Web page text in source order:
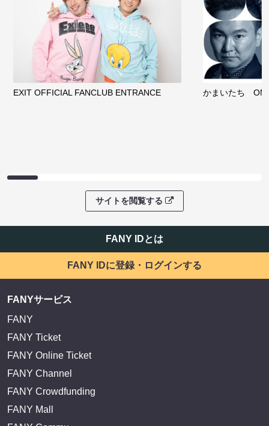
EXIT OFFICIAL FANCLUB ENTRANCE かまいたち
サイトを閲覧する
FANY IDとは
FANY IDに登録・ログインする
FANYサービス
FANY
FANY Ticket
FANY Online Ticket
FANY Channel
FANY Crowdfunding
FANY Mall